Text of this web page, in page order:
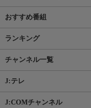
おすすめ番組
ランキング
チャンネル一覧
J:テレ
J:COMチャンネル